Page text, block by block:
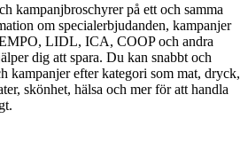
kampanjbroschyrer på ett och samma
om specialerbjudanden, kampanjer
LIDL, ICA, COOP och andra
dig att spara. Du kan snabbt och
kampanjer efter kategori som mat, dryck,
skönhet, hälsa och mer för att handla